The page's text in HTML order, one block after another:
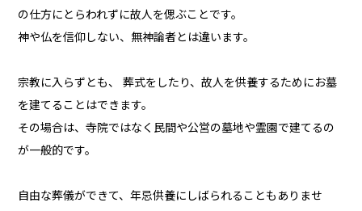
の仕方にとらわれずに故人を偲ぶことです。
神や仏を信仰しない、無神論者とは違います。
宗教に入らずとも、 葬式をしたり、故人を供養するためにお墓
を建てることはできます。
その場合は、寺院ではなく民間や公営の墓地や霊園で建てるの
が一般的です。
自由な葬儀ができて、年忌供養にしばられることもありませ